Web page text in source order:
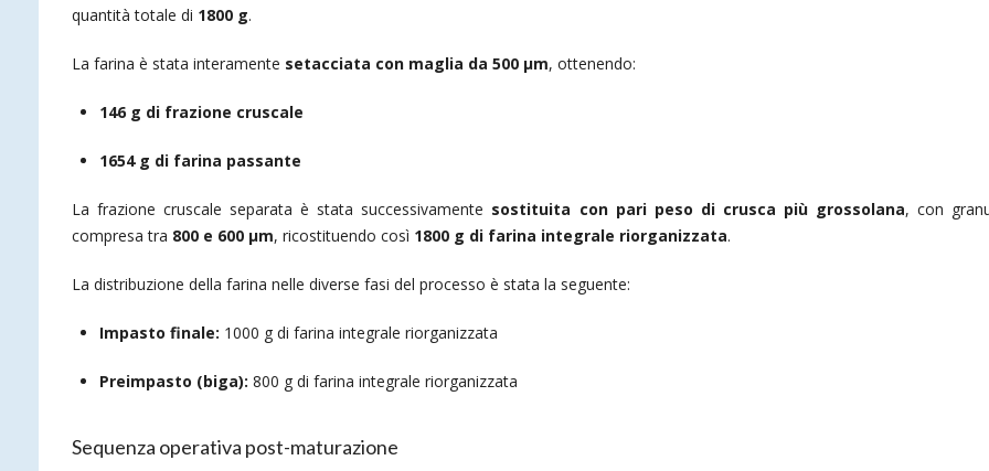
quantità totale di 1800 g.
La farina è stata interamente setacciata con maglia da 500 µm, ottenendo:
146 g di frazione cruscale
1654 g di farina passante
La frazione cruscale separata è stata successivamente sostituita con pari peso di crusca più grossolana, con
compresa tra 800 e 600 µm, ricostituendo così 1800 g di farina integrale riorganizzata.
La distribuzione della farina nelle diverse fasi del processo è stata la seguente:
Impasto finale: 1000 g di farina integrale riorganizzata
Preimpasto (biga): 800 g di farina integrale riorganizzata
Sequenza operativa post-maturazione